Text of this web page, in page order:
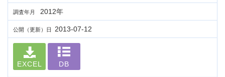
調査年月 2012年
公開（更新）日 2013-07-12
EXCEL DB